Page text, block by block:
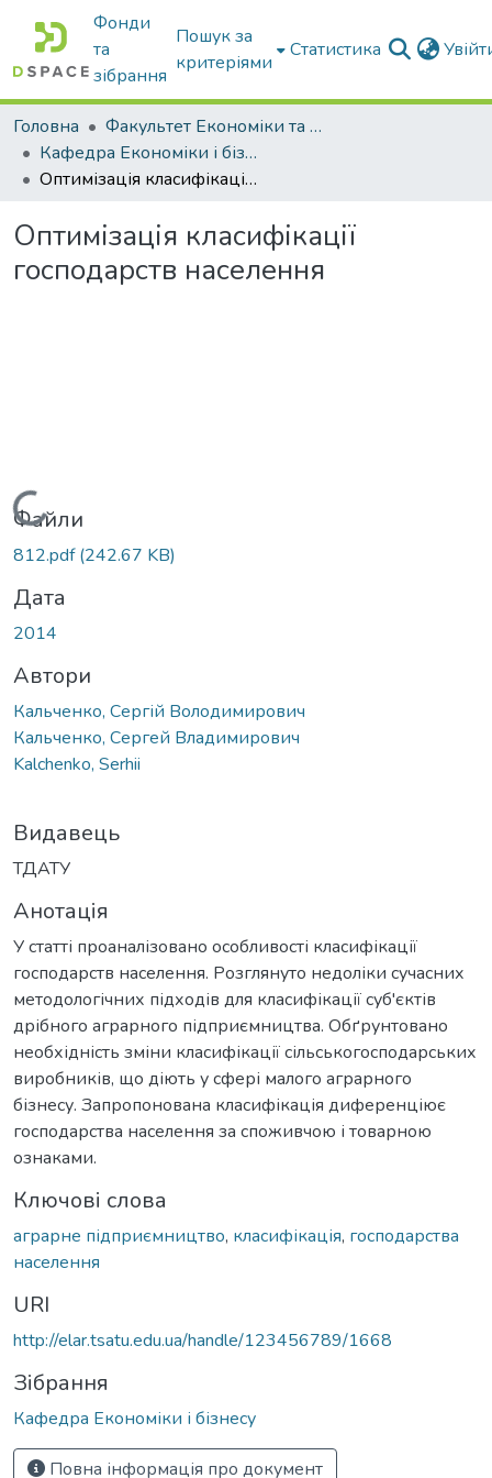
Фонди
та
зібрання
Пошук за
критеріями
Статистика
Головна
Факультет Економіки та бізнесу
Кафедра Економіки і бізнесу
Оптимізація класифікації господарств населення
Оптимізація класифікації
господарств населення
Вантажиться...
Файли
812.pdf(242.67 KB)
Дата
2014
Автори
Кальченко, Сергій Володимирович
Кальченко, Сергей Владимирович
Kalchenko, Serhii
Видавець
ТДАТУ
Анотація
У статті проаналізовано особливості класифікації
господарств населення. Розглянуто недоліки сучасних
методологічних підходів для класифікації суб'єктів
дрібного аграрного підприємництва. Обґрунтовано
необхідність зміни класифікації сільськогосподарських
виробників, що діють у сфері малого аграрного
бізнесу. Запропонована класифікація диференціює
господарства населення за споживчою і товарною
ознаками.
Ключові слова
аграрне підприємництво, класифікація, господарства
населення
URI
http://elar.tsatu.edu.ua/handle/123456789/1668
Зібрання
Кафедра Економіки і бізнесу
Повна інформація про документ